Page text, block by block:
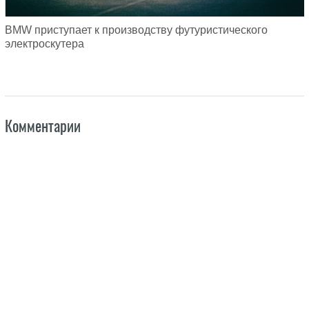
BMW приступает к производству футуристического
электроскутера
Комментарии